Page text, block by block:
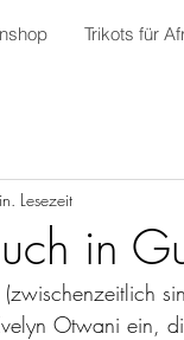
Trikots für
in
Lesezeit
Otwani ein,